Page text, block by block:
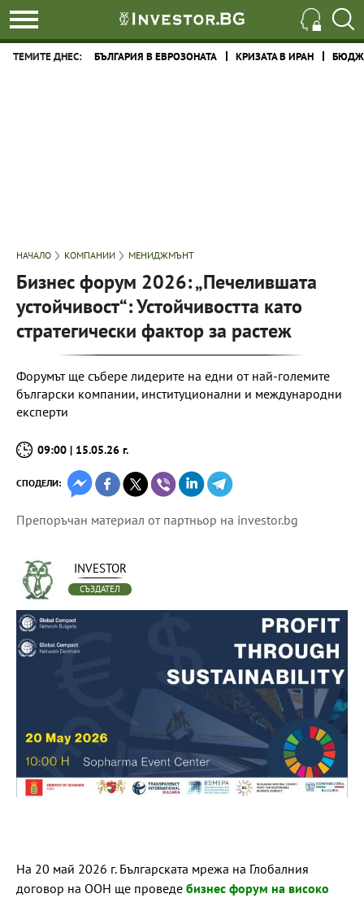
ТЕМИТЕ ДНЕС: БЪЛГАРИЯ В ЕВРОЗОНАТА КРИЗАТА В ИРАН
НАЧАЛО КОМПАНИИ МЕНИДЖМЪНТ
Бизнес форум 2026: „Печелившата
устойчивост“: Устойчивостта като
стратегически фактор за растеж
Форумът ще събере лидерите на едни от най-големите
български компании, институционални и международни
експерти
09:00 | 15.05.26 г.
СПОДЕЛИ:
Препоръчан материал от партньор на investor.bg
INVESTOR
СЪЗДАТЕЛ
На 20 май 2026 г. Българската мрежа на Глобалния
договор на ООН ще проведе бизнес форум на високо